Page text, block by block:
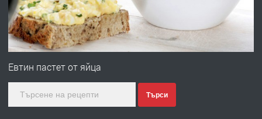
преди 2 дни
ПРЕДЛАГА
ПРОСТОРЕН ТРИСТАЕН
КУБА
Евтин пастет от яйца
Търси